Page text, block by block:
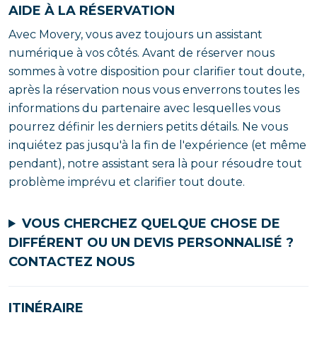
AIDE À LA RÉSERVATION
Avec Movery, vous avez toujours un assistant
numérique à vos côtés. Avant de réserver nous
sommes à votre disposition pour clarifier tout doute,
après la réservation nous vous enverrons toutes les
informations du partenaire avec lesquelles vous
pourrez définir les derniers petits détails. Ne vous
inquiétez pas jusqu'à la fin de l'expérience (et même
pendant), notre assistant sera là pour résoudre tout
problème imprévu et clarifier tout doute.
VOUS CHERCHEZ QUELQUE CHOSE DE
DIFFÉRENT OU UN DEVIS PERSONNALISÉ ?
CONTACTEZ NOUS
ITINÉRAIRE